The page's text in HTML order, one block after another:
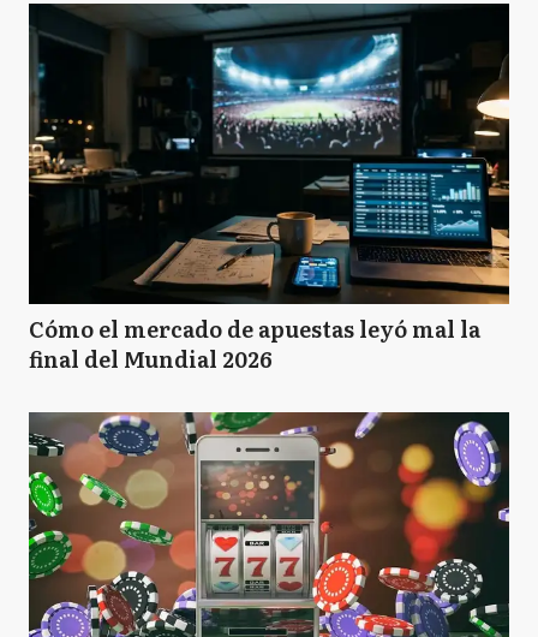
Cómo el mercado de apuestas leyó mal la
final del Mundial 2026